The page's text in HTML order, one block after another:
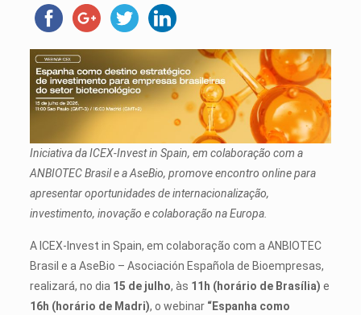
Iniciativa da ICEX-Invest in Spain, em colaboração com a
ANBIOTEC Brasil e a AseBio, promove encontro online para
apresentar oportunidades de internacionalização,
investimento, inovação e colaboração na Europa.
A ICEX-Invest in Spain, em colaboração com a ANBIOTEC
Brasil e a AseBio – Asociación Española de Bioempresas,
realizará, no dia 15 de julho, às 11h (horário de Brasília) e
16h (horário de Madri), o webinar “Espanha como